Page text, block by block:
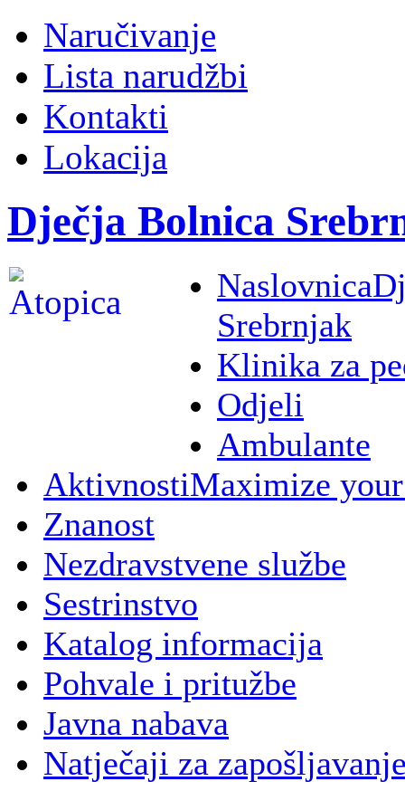
Naručivanje
Lista narudžbi
Kontakti
Lokacija
Dječja Bolnica
Naslovnica
Srebrnjak
Klinika za
Odjeli
Ambulante
AktivnostiMaximize
Znanost
Nezdravstvene službe
Sestrinstvo
Katalog informacija
Pohvale i pritužbe
Javna nabava
Natječaji za